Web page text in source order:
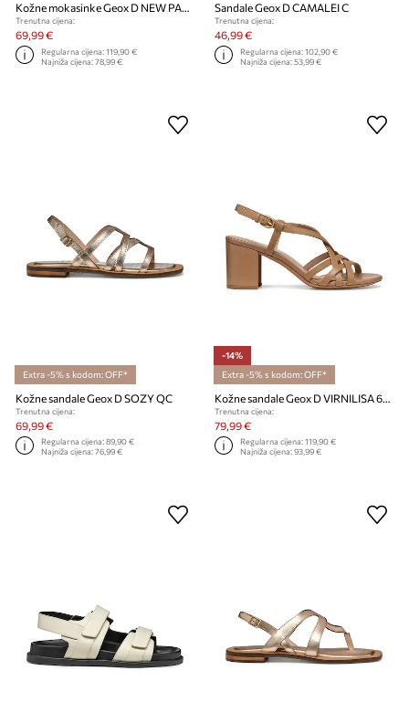
Kožne mokasinke Geox D NEW PALMARIA
Trenutna cijena:
69,99 €
Regularna cijena:119,90 €
Najniža cijena:78,99 €
Sandale Geox D CAMALEI C
Trenutna cijena:
46,99 €
Regularna cijena:102,90 €
Najniža cijena:53,99 €
Extra -5% s kodom: OFF*
Kožne sandale Geox D SOZY QC
Trenutna cijena:
69,99 €
Regularna cijena:89,90 €
Najniža cijena:76,99 €
-14%
Extra -5% s kodom: OFF*
Trenutna cijena:
79,99 €
Regularna cijena:119,90 €
Najniža cijena:93,99 €